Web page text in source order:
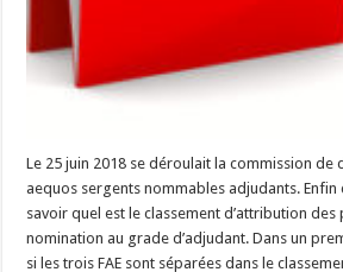
Le 25 juin 2018 se déroulait la commission
aequos sergents nommables adjudants. Enfin
savoir quel est le classement d’attribution
nomination au grade d’adjudant. Dans un
si les trois FAE sont séparées dans le